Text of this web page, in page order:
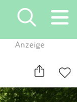
×
Anzeige